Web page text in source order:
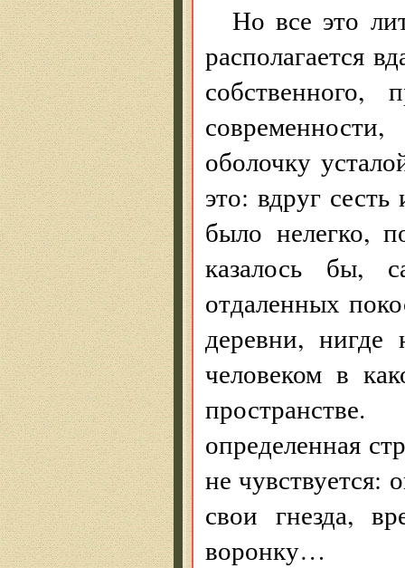
Но все это
располагается
собственного,
оболочку
это: вдруг
было нелегко,
казалось бы,
отдаленных
деревни, нигде
человеком в
определенная
не чувствуется:
свои гнезда,
воронку…